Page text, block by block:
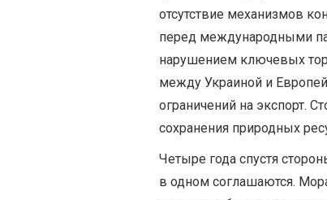
отсутствие механизмов
перед международными
нарушением ключевых
между Украиной и
ограничений на экспорт.
сохранения природных
Четыре года спустя
в одном соглашаются.